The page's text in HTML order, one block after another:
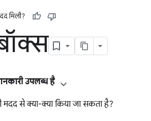
मिली?
उपलब्ध है
से क्या-क्या किया जा सकता है?